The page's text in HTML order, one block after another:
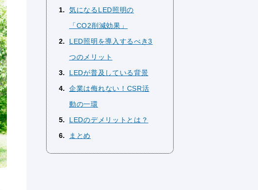
1
気になるLED照明の
「CO2削減効果」
2
LED照明を導入するべき3
つのメリット
3
LEDが普及している背景
4
企業は侮れない！CSR活
動の一環
5
LEDのデメリットとは？
6
まとめ